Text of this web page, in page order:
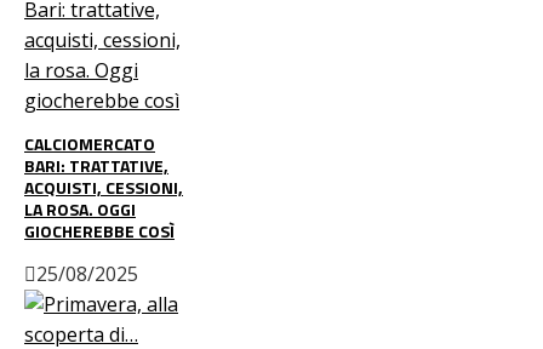
CALCIOMERCATO
BARI: TRATTATIVE,
ACQUISTI, CESSIONI,
LA ROSA. OGGI
GIOCHEREBBE COSÌ
25/08/2025